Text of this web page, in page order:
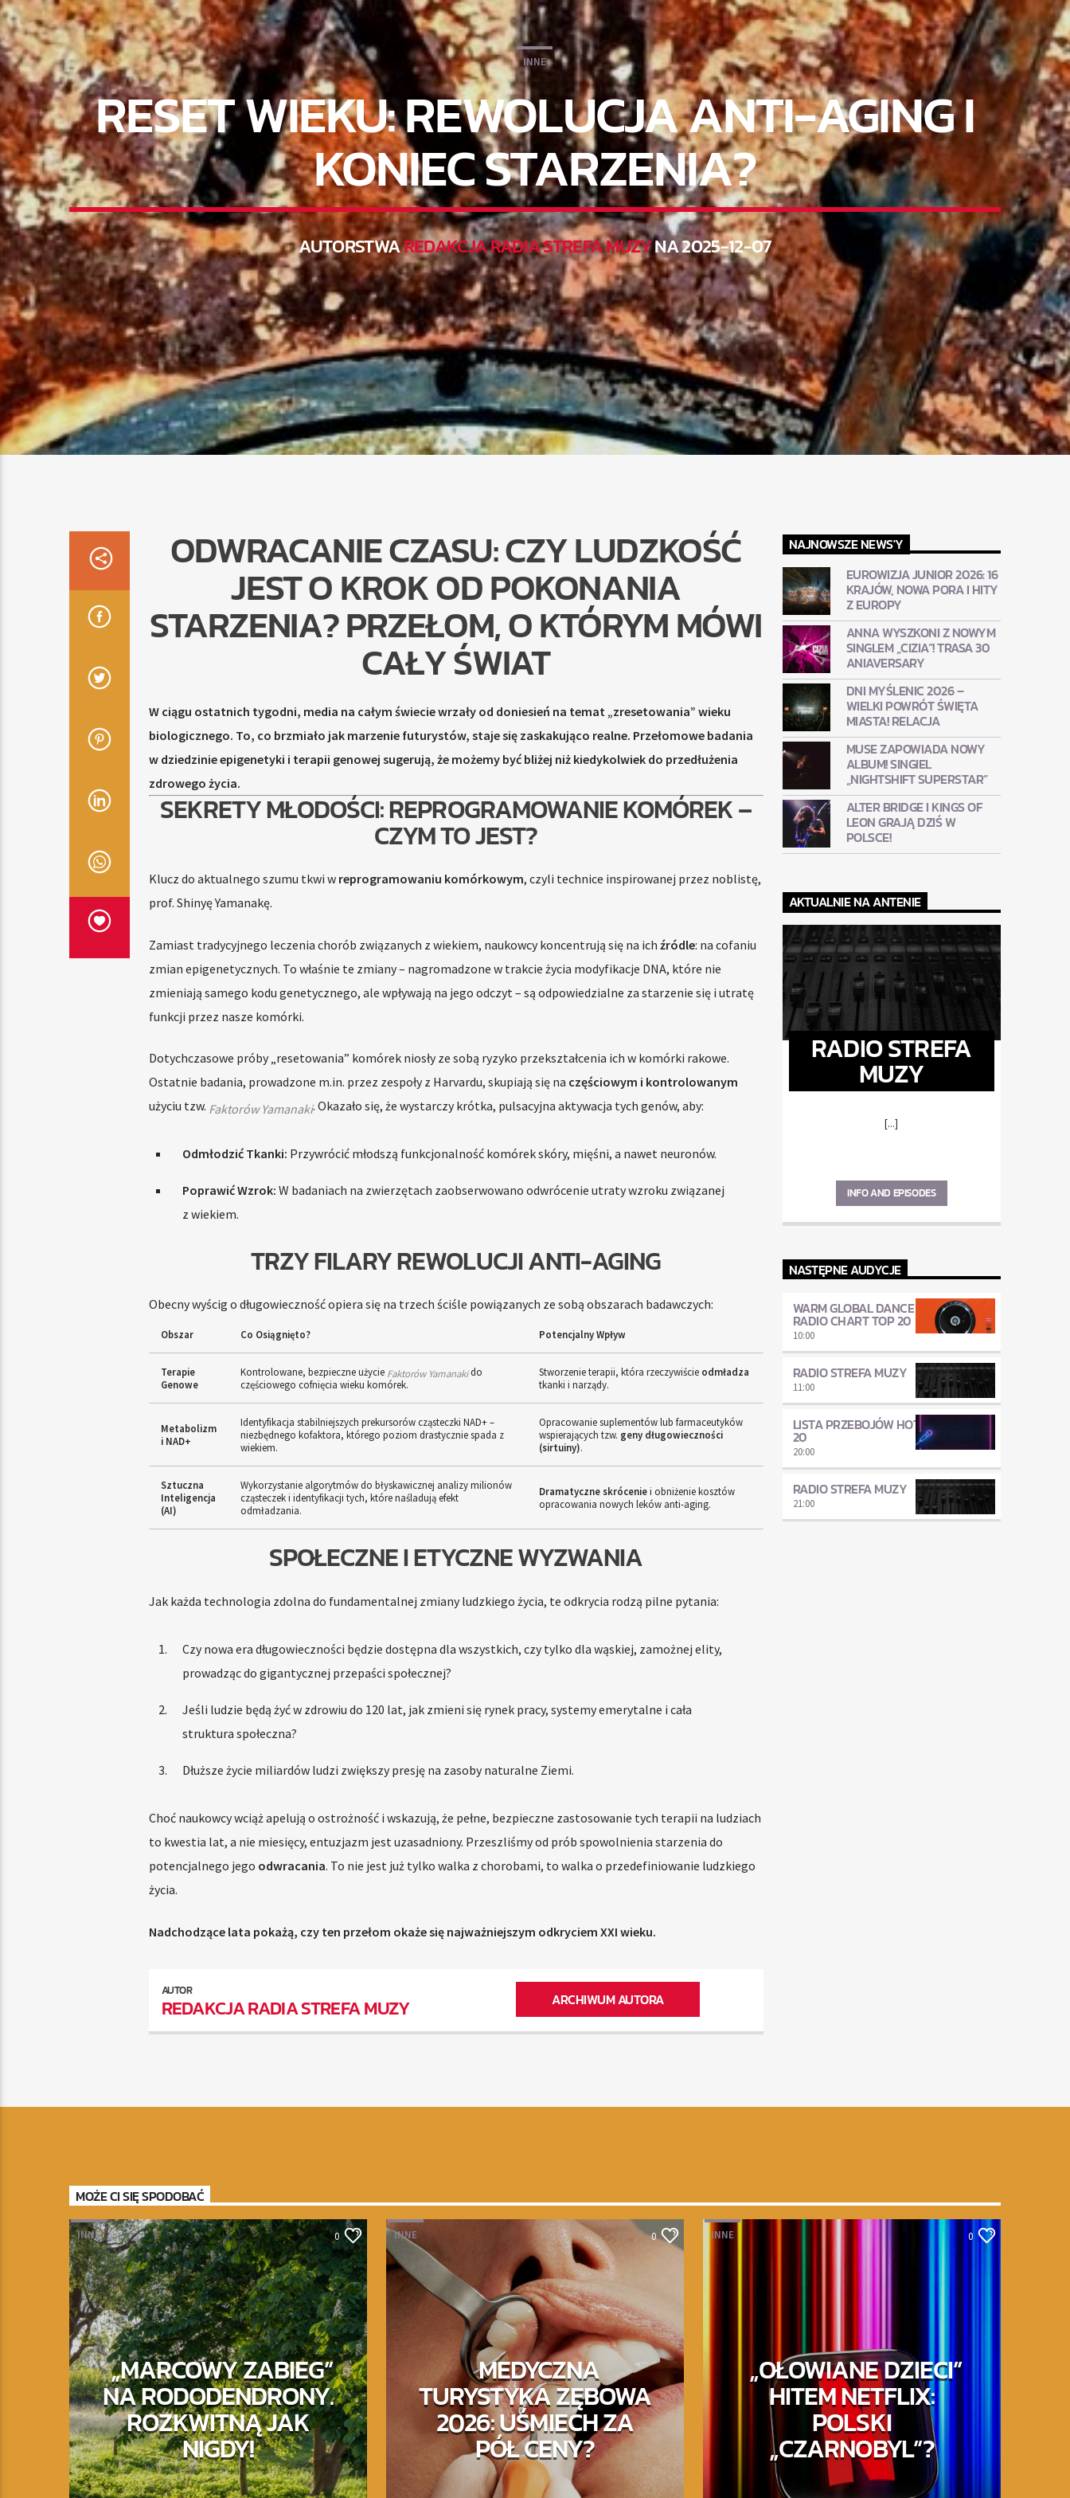
INNE
RESET WIEKU: REWOLUCJA ANTI-AGING I
KONIEC STARZENIA?
AUTORSTWAREDAKCJA RADIA STREFA MUZYNA 2025-12-07
ODWRACANIE CZASU: CZY LUDZKOŚĆ
JEST O KROK OD POKONANIA
STARZENIA? PRZEŁOM, O KTÓRYM MÓWI
CAŁY ŚWIAT
W ciągu ostatnich tygodni, media na całym świecie wrzały od doniesień na temat „zresetowania” wieku
biologicznego. To, co brzmiało jak marzenie futurystów, staje się zaskakująco realne. Przełomowe badania
w dziedzinie epigenetyki i terapii genowej sugerują, że możemy być bliżej niż kiedykolwiek do przedłużenia
zdrowego życia.
SEKRETY MŁODOŚCI: REPROGRAMOWANIE KOMÓREK –
CZYM TO JEST?
Klucz do aktualnego szumu tkwi w reprogramowaniu komórkowym, czyli technice inspirowanej przez noblistę,
prof. Shinyę Yamanakę.
Zamiast tradycyjnego leczenia chorób związanych z wiekiem, naukowcy koncentrują się na ich źródle: na cofaniu
zmian epigenetycznych. To właśnie te zmiany – nagromadzone w trakcie życia modyfikacje DNA, które nie
zmieniają samego kodu genetycznego, ale wpływają na jego odczyt – są odpowiedzialne za starzenie się i utratę
funkcji przez nasze komórki.
Dotychczasowe próby „resetowania” komórek niosły ze sobą ryzyko przekształcenia ich w komórki rakowe.
Ostatnie badania, prowadzone m.in. przez zespoły z Harvardu, skupiają się na częściowym i kontrolowanym
użyciu tzw. Faktorów Yamanaki. Okazało się, że wystarczy krótka, pulsacyjna aktywacja tych genów, aby:
Odmłodzić Tkanki: Przywrócić młodszą funkcjonalność komórek skóry, mięśni, a nawet neuronów.
Poprawić Wzrok: W badaniach na zwierzętach zaobserwowano odwrócenie utraty wzroku związanej
z wiekiem.
TRZY FILARY REWOLUCJI ANTI-AGING
Obecny wyścig o długowieczność opiera się na trzech ściśle powiązanych ze sobą obszarach badawczych:
Obszar Co Osiągnięto? Potencjalny Wpływ
Terapie
Genowe
Kontrolowane, bezpieczne użycie Faktorów Yamanakido
częściowego cofnięcia wieku komórek.
Stworzenie terapii, która rzeczywiście odmładza
tkanki i narządy.
Metabolizm
i NAD+
Identyfikacja stabilniejszych prekursorów cząsteczki NAD+ –
niezbędnego kofaktora, którego poziom drastycznie spada z
wiekiem.
Opracowanie suplementów lub farmaceutyków
wspierających tzw. geny długowieczności
(sirtuiny).
Sztuczna
Inteligencja
(AI)
Wykorzystanie algorytmów do błyskawicznej analizy milionów
cząsteczek i identyfikacji tych, które naśladują efekt
odmładzania.
Dramatyczne skróceniei obniżenie kosztów
opracowania nowych leków anti-aging.
SPOŁECZNE I ETYCZNE WYZWANIA
Jak każda technologia zdolna do fundamentalnej zmiany ludzkiego życia, te odkrycia rodzą pilne pytania:
Czy nowa era długowieczności będzie dostępna dla wszystkich, czy tylko dla wąskiej, zamożnej elity,
prowadząc do gigantycznej przepaści społecznej?
Jeśli ludzie będą żyć w zdrowiu do 120 lat, jak zmieni się rynek pracy, systemy emerytalne i cała
struktura społeczna?
Dłuższe życie miliardów ludzi zwiększy presję na zasoby naturalne Ziemi.
Choć naukowcy wciąż apelują o ostrożność i wskazują, że pełne, bezpieczne zastosowanie tych terapii na ludziach
to kwestia lat, a nie miesięcy, entuzjazm jest uzasadniony. Przeszliśmy od prób spowolnienia starzenia do
potencjalnego jego odwracania. To nie jest już tylko walka z chorobami, to walka o przedefiniowanie ludzkiego
życia.
Nadchodzące lata pokażą, czy ten przełom okaże się najważniejszym odkryciem XXI wieku.
AUTOR
REDAKCJA RADIA STREFA MUZY ARCHIWUM AUTORA
NAJNOWSZE NEWS'Y
EUROWIZJA JUNIOR 2026: 16
KRAJÓW, NOWA PORA I HITY
Z EUROPY
ANNA WYSZKONI Z NOWYM
SINGLEM „CIZIA”! TRASA 30
ANIAVERSARY
DNI MYŚLENIC 2026 –
WIELKI POWRÓT ŚWIĘTA
MIASTA! RELACJA
MUSE ZAPOWIADA NOWY
ALBUM! SINGIEL
„NIGHTSHIFT SUPERSTAR”
ALTER BRIDGE I KINGS OF
LEON GRAJĄ DZIŚ W
POLSCE!
AKTUALNIE NA ANTENIE
RADIO STREFA
MUZY
[...]
INFO AND EPISODES
NASTĘPNE AUDYCJE
WARM GLOBAL DANCE
RADIO CHART TOP 20
10:00
RADIO STREFA MUZY
11:00
LISTA PRZEBOJÓW HOT
20
20:00
RADIO STREFA MUZY
21:00
MOŻE CI SIĘ SPODOBAĆ
INNE 0
„MARCOWY ZABIEG”
NA RODODENDRONY.
ROZKWITNĄ JAK
NIGDY!
INNE 0
MEDYCZNA
TURYSTYKA ZĘBOWA
2026: UŚMIECH ZA
PÓŁ CENY?
INNE 0
„OŁOWIANE DZIECI”
HITEM NETFLIX:
POLSKI
„CZARNOBYL”?